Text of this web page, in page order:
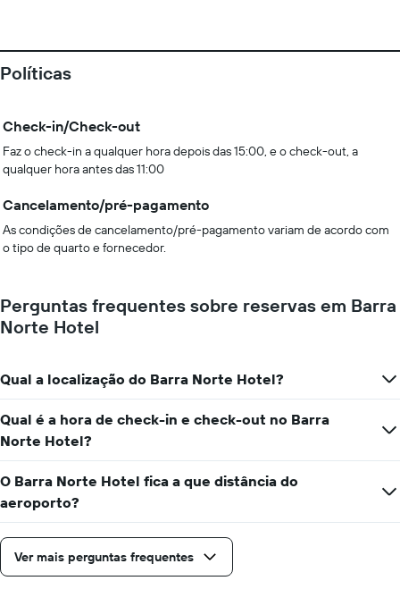
Políticas
Check-in/Check-out
Faz o check-in a qualquer hora depois das 15:00, e o check-out, a
qualquer hora antes das 11:00
Cancelamento/pré-pagamento
As condições de cancelamento/pré-pagamento variam de acordo com
o tipo de quarto e fornecedor.
Perguntas frequentes sobre reservas em Barra
Norte Hotel
Qual a localização do Barra Norte Hotel?
Qual é a hora de check-in e check-out no Barra
Norte Hotel?
O Barra Norte Hotel fica a que distância do
aeroporto?
Ver mais perguntas frequentes